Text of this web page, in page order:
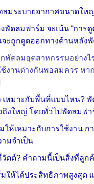
มระบายอากาศขนาดใ
พัดลมฟาร์ม จะเน้น “การ
ะถูกดูดออกทางด้านหลัง
พัดลมอุตสาหกรรมอย่างไ
ช้งานต่างกันพอสมควร ห
เหมาะกับพื้นที่แบบไหน?
งใหญ่ โดยทั่วไปพัดลมฟา
ให้เหมาะกับการใช้งาน ก
มจำเป็น
ตต์? คำถามนี้เป็นสิ่งที่ลูก
ให้ได้ประสิทธิภาพสูงสุด